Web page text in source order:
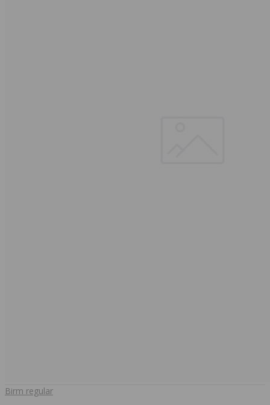
Birm regular